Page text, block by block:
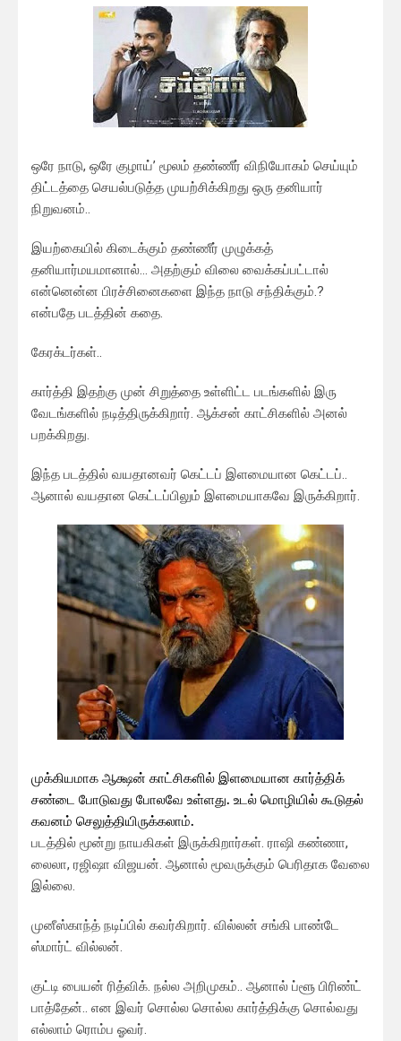
ஒரே நாடு, ஒரே குழாய்’ மூலம் தண்ணீர் விநியோகம் செய்யும்
திட்டத்தை செயல்படுத்த முயற்சிக்கிறது ஒரு தனியார்
நிறுவனம்..
இயற்கையில் கிடைக்கும் தண்ணீர் முழுக்கத்
தனியார்மயமானால்… அதற்கும் விலை வைக்கப்பட்டால்
என்னென்ன பிரச்சினைகளை இந்த நாடு சந்திக்கும்.?
என்பதே படத்தின் கதை.
கேரக்டர்கள்..
கார்த்தி இதற்கு முன் சிறுத்தை உள்ளிட்ட படங்களில் இரு
வேடங்களில் நடித்திருக்கிறார். ஆக்சன் காட்சிகளில் அனல்
பறக்கிறது.
இந்த படத்தில் வயதானவர் கெட்டப் இளமையான கெட்டப்..
ஆனால் வயதான கெட்டப்பிலும் இளமையாகவே இருக்கிறார்.
முக்கியமாக ஆக்ஷன் காட்சிகளில் இளமையான கார்த்திக்
சண்டை போடுவது போலவே உள்ளது. உடல் மொழியில் கூடுதல்
கவனம் செலுத்தியிருக்கலாம்.
படத்தில் மூன்று நாயகிகள் இருக்கிறார்கள். ராஷி கண்ணா,
லைலா, ரஜிஷா விஜயன். ஆனால் மூவருக்கும் பெரிதாக வேலை
இல்லை.
முனீஸ்காந்த் நடிப்பில் கவர்கிறார். வில்லன் சங்கி பாண்டே
ஸ்மார்ட் வில்லன்.
குட்டி பையன் ரித்விக். நல்ல அறிமுகம்.. ஆனால் ப்ளூ பிரிண்ட்
பாத்தேன்.. என இவர் சொல்ல சொல்ல கார்த்திக்கு சொல்வது
எல்லாம் ரொம்ப ஓவர்.